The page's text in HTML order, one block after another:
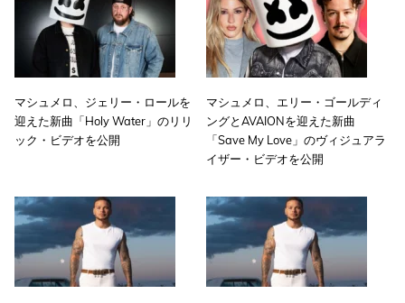
マシュメロ、ジェリー・ロールを
迎えた新曲「Holy Water」のリリ
ック・ビデオを公開
マシュメロ、エリー・ゴールディ
ングとAVAIONを迎えた新曲
「Save My Love」のヴィジュアラ
イザー・ビデオを公開